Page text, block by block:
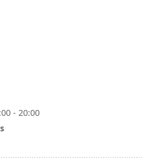
- 20:00